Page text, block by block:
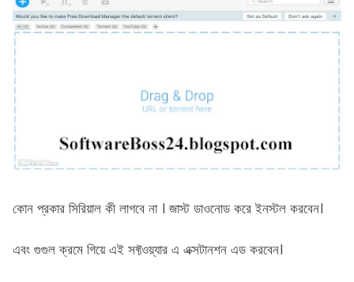
কোন প্রকার সিরিয়াল কী লাগবে না । জাস্ট ডাওনোড করে ইনস্টল করবেন।
এবং গুগুল ক্রমে গিয়ে এই সফ্টওয়্যার এ এক্সটানশন এড করবেন।